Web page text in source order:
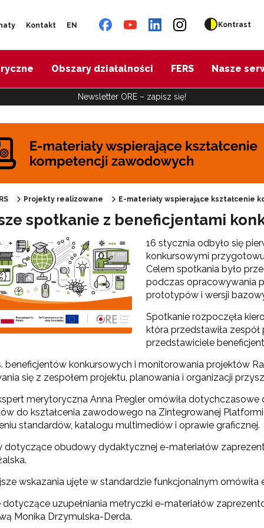
Kontakt EN Kontrast
Obszary działalności FERS Nasze
Newsletter ORE – zapisz się!
skoordynowanego systemu pomocy specjalistycznej (SCWEW)"
rozwój oświaty w ZJST"
wspierające kształcenie kompetencji zawodowych"
zaawansowanych technologicznie e-materiałów i gier"
i przetestowanie modelu branżowej szkoły ćwiczeń (BSĆ)"
Projekty realizowane E-materiały wspierające kształcenie
spotkanie z beneficjentami
16 stycznia odbyło się
konkursowymi
Celem spotkania było
podczas opracowywania
prototypów i wersji
Spotkanie rozpoczęła
która przedstawiła
przedstawiciele
beneficjentów konkursowych i monitorowania projektów
się z zespołem projektu, planowania i organizacji
merytoryczna Anna Pregler omówiła
do kształcenia zawodowego na Zintegrowanej
standardów, katalogu multimediów i oprawie graficznej.
dotyczące obudowy dydaktycznej e-materiałów
wskazania ujęte w standardzie funkcjonalnym
uzupełniania metryczki e-materiałów
Monika Drzymulska-Derda.